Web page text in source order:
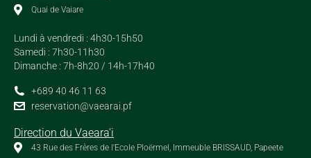
Quai de Vaiare
Lundi à vendredi : 4h30-15h50
Samedi : 7h30-11h30
Dimanche : 7h-8h20 / 14h-17h40
+689 40 46 11 63
reservation@vaearai.pf
Direction du Vaeara'i
43 Rue des Frères de l'Ecole Ploërmel, Immeuble BRISSAUD, Papeete